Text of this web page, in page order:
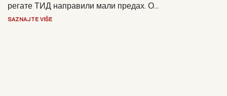
регате ТИД направили мали предах. О...
SAZNAJTE VIŠE